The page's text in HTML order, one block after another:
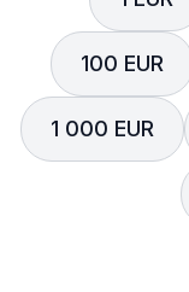
100 EUR
1 000 EUR